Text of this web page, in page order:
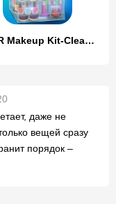
ASMR Makeup Kit-Cleaning Games
даже не
вещей сразу
порядок –